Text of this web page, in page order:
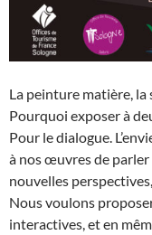
La peinture matière, la
Pourquoi exposer à
Pour le dialogue.
à nos œuvres de parler
nouvelles
Nous voulons
interactives, et en